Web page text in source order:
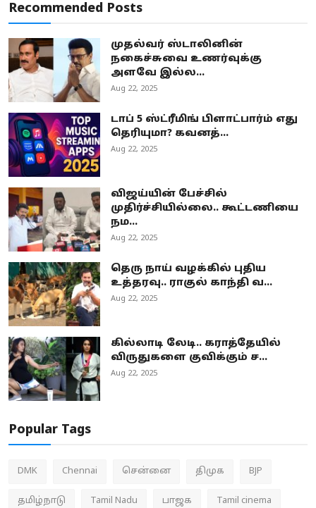
Recommended Posts
முதல்வர் ஸ்டாலினின்
நகைச்சுவை உணர்வுக்கு
அளவே இல்ல...
Aug 22, 2025
டாப் 5 ஸ்ட்ரீமிங் பிளாட்பார்ம் எது
தெரியுமா? கவனத்...
Aug 22, 2025
விஜய்யின் பேச்சில்
முதிர்ச்சியில்லை.. கூட்டணியை
நம...
Aug 22, 2025
தெரு நாய் வழக்கில் புதிய
உத்தரவு.. ராகுல் காந்தி வ...
Aug 22, 2025
கில்லாடி லேடி.. கராத்தேயில்
விருதுகளை குவிக்கும் ச...
Aug 22, 2025
Popular Tags
DMK Chennai சென்னை திமுக BJP
தமிழ்நாடு Tamil Nadu பாஜக Tamil cinema